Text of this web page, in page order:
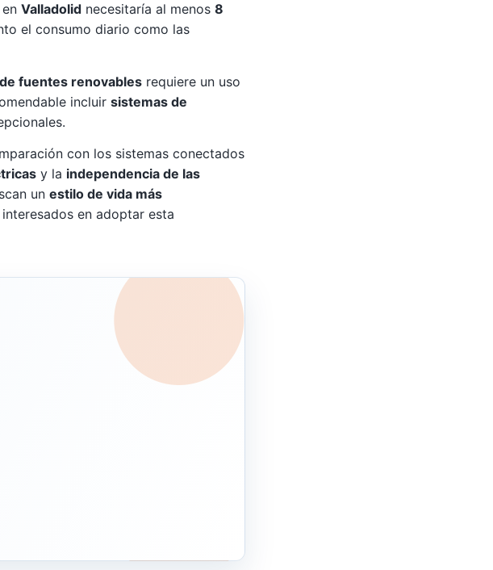
Valladolid necesitaría al menos 8
el consumo diario como las
fuentes renovables requiere un uso
incluir sistemas de
con los sistemas conectados
y la independencia de las
un estilo de vida más
en adoptar esta